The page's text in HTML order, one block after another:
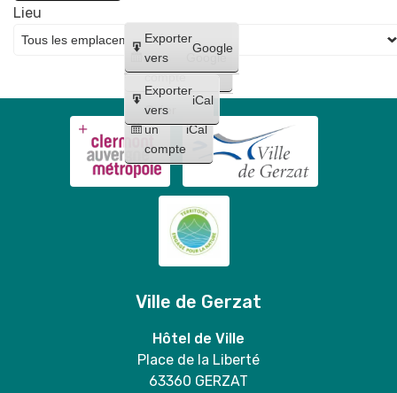
Créer
un
compte
Google
Créer
un
compte
iCal
Exporter
vers
Google
Exporter
vers
iCal
Lieu
Ville de Gerzat
Hôtel de Ville
Place de la Liberté
63360 GERZAT